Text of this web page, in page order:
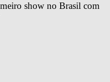
show no Brasil com